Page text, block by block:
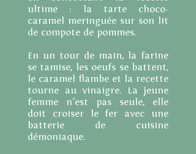
ultime : la tarte choco-
caramel meringuée sur son lit
de compote de pommes.
En un tour de main, la farine
se tamise, les oeufs se battent,
le caramel flambe et la recette
tourne au vinaigre. La jeune
femme n’est pas seule, elle
doit croiser le fer avec une
batterie de cuisine
démoniaque.